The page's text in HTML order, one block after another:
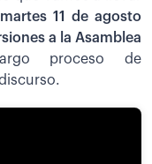
martes 11 de agosto
a la Asamblea
proceso de